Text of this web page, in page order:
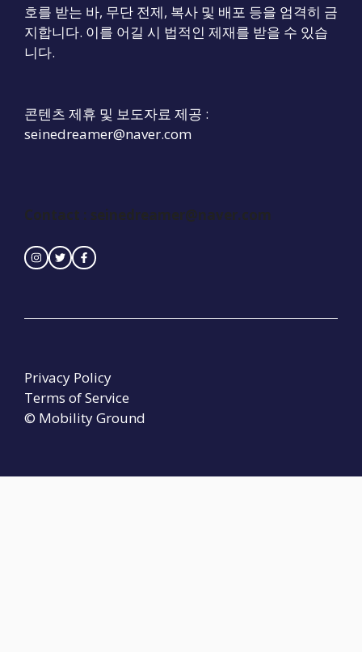
호를 받는 바, 무단 전제, 복사 및 배포 등을 엄격히 금
지합니다. 이를 어길 시 법적인 제재를 받을 수 있습
니다.
콘텐츠 제휴 및 보도자료 제공 :
seinedreamer@naver.com
Contact : seinedreamer@naver.com
© Mobility Ground
Privacy Policy
Terms of Service